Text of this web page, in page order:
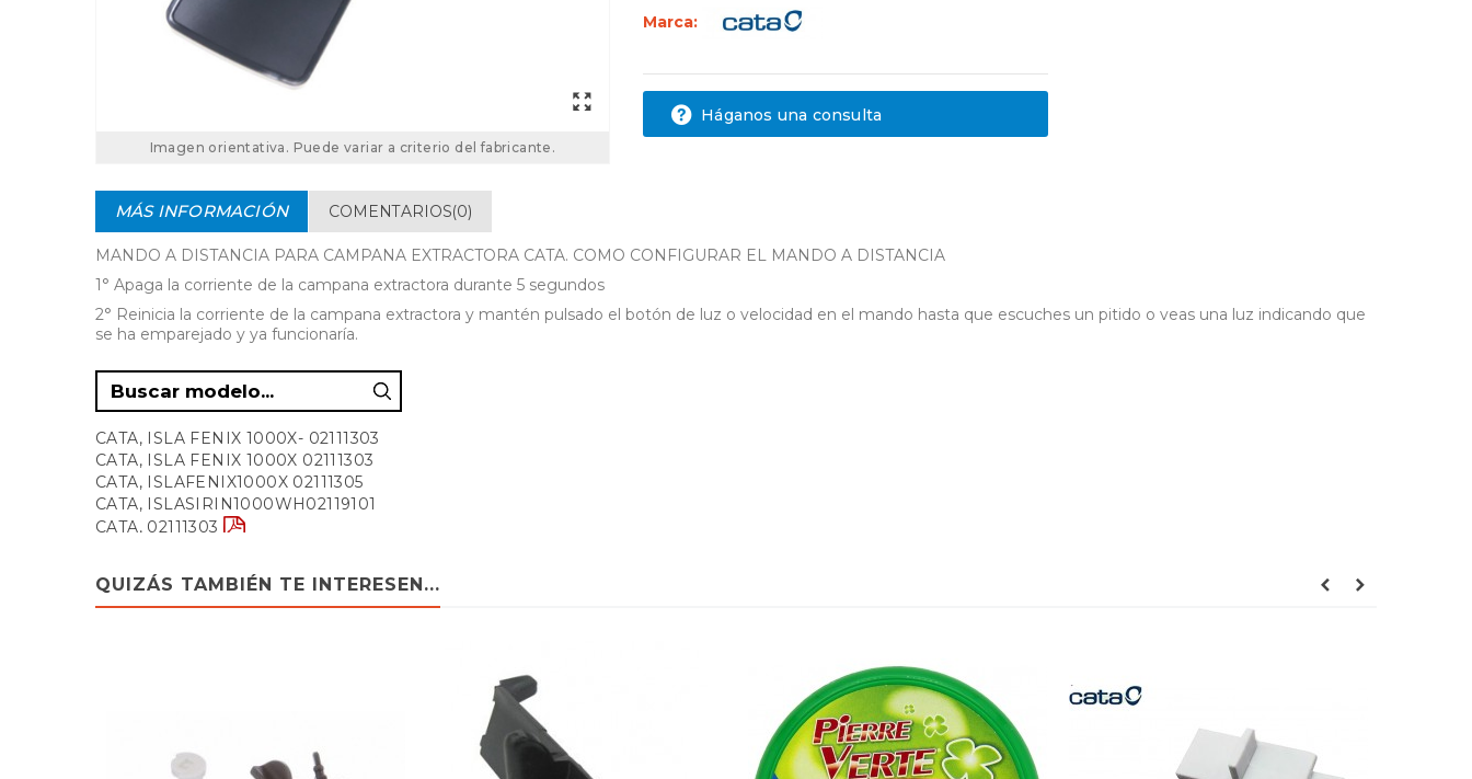
Imagen orientativa. Puede variar a criterio del fabricante.
Marca:
Háganos una consulta
MÁS INFORMACIÓN COMENTARIOS(0)
MANDO A DISTANCIA PARA CAMPANA EXTRACTORA CATA. COMO CONFIGURAR EL MANDO A DISTANCIA
1° Apaga la corriente de la campana extractora durante 5 segundos
2° Reinicia la corriente de la campana extractora y mantén pulsado el botón de luz o velocidad en el mando hasta que escuches un pitido o veas una luz indicando que
se ha emparejado y ya funcionaría.
CATA, ISLA FENIX 1000X- 02111303
CATA, ISLA FENIX 1000X 02111303
CATA, ISLAFENIX1000X 02111305
CATA, ISLASIRIN1000WH02119101
CATA, 02111303
CATA, 02111305
CATA, ISLA SIRIN 1000 WH 02119101
QUIZÁS TAMBIÉN TE INTERESEN...